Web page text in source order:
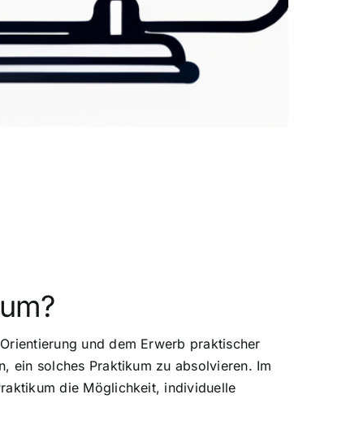
und dem Erwerb praktischer
ein solches Praktikum zu absolvieren. Im
die Möglichkeit, individuelle